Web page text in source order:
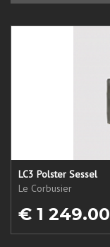
LC3 Polster Sessel
Le Corbusier
€ 1 249.00